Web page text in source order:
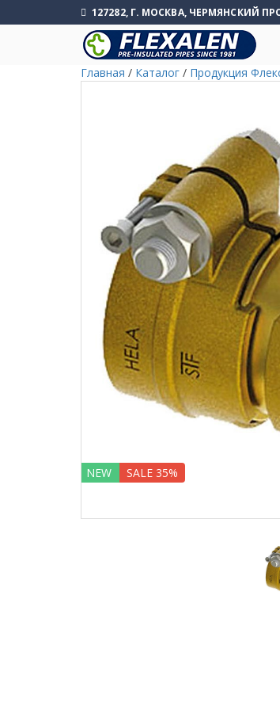
127282, Г. МОСКВА, ЧЕРМЯНСКИЙ
Главная / Каталог / Продукция
NEW SALE 35%